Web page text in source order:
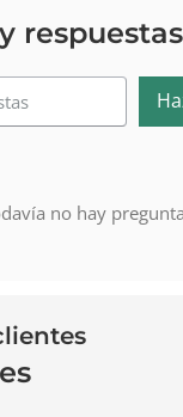
respuestas
no hay